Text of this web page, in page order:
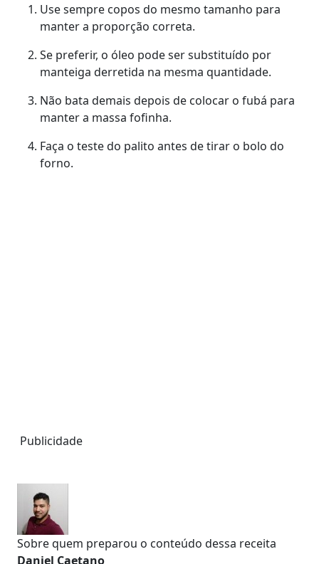
Use sempre copos do mesmo tamanho para
manter a proporção correta.
Se preferir, o óleo pode ser substituído por
manteiga derretida na mesma quantidade.
Não bata demais depois de colocar o fubá para
manter a massa fofinha.
Faça o teste do palito antes de tirar o bolo do
forno.
Publicidade
Sobre quem preparou o conteúdo dessa receita
Daniel Caetano